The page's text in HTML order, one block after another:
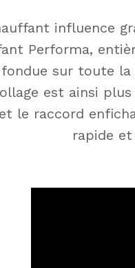
influence
Performa,
sur toute la
est ainsi
le raccord
rapide